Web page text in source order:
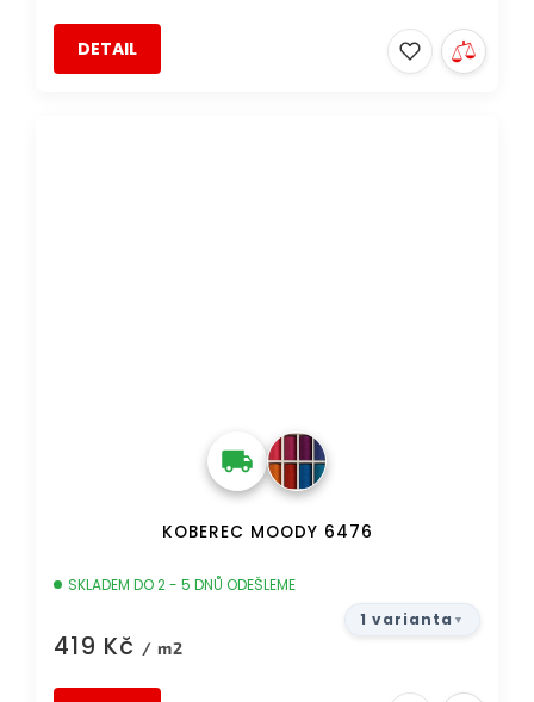
DETAIL
KOBEREC MOODY 6476
SKLADEM DO 2 - 5 DNŮ ODEŠLEME
419 Kč / m2
1 varianta